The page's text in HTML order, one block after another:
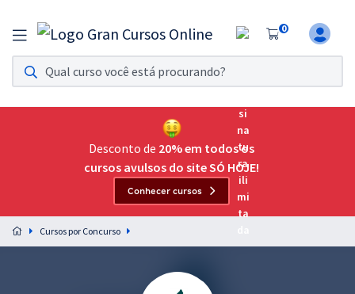
0
Assinatura Ilimitada 11
Acesso a todos os cursos. Teste grátis por 7 dias!
Assinatura OAB Até Passar
Acesso ilimitado a toda preparação para o Exame da
Preparação completa e intensiva para as principais
residências em saúde do Brasil
Desconto de 20% em todos os
cursos avulsos do site SÓ HOJE!
Conhecer cursos
Cursos por Concurso